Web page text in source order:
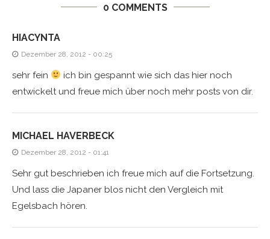
0 COMMENTS
HIACYNTA
Dezember 28, 2012 - 00:25
sehr fein
ich bin gespannt wie sich das hier noch
entwickelt und freue mich über noch mehr posts von dir.
MICHAEL HAVERBECK
Dezember 28, 2012 - 01:41
Sehr gut beschrieben ich freue mich auf die Fortsetzung.
Und lass die Japaner blos nicht den Vergleich mit
Egelsbach hören.